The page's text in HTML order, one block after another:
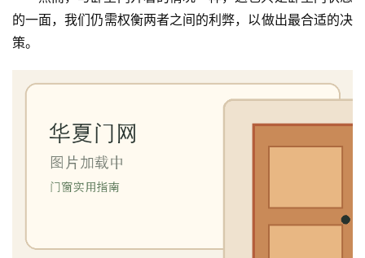
我
们
的一面，我们仍需权衡两者之间的利弊，以做出最合适的决
策。